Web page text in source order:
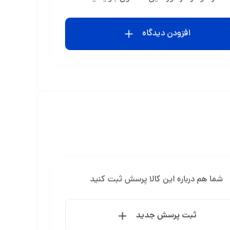
افزودن دیدگاه
شما هم درباره این کالا پرسش ثبت کنید
ثبت پرسش جدید